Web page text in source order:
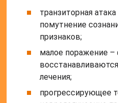
транзиторная
помутнение
признаков;
малое поражение –
лечения;
прогрессирующее